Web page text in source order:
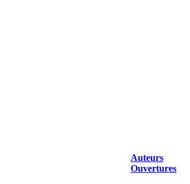
Auteurs
Ouvertures